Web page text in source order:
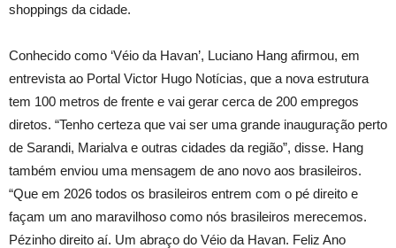
shoppings da cidade.
Conhecido como ‘Véio da Havan’, Luciano Hang afirmou, em
entrevista ao Portal Victor Hugo Notícias, que a nova estrutura
tem 100 metros de frente e vai gerar cerca de 200 empregos
diretos. “Tenho certeza que vai ser uma grande inauguração perto
de Sarandi, Marialva e outras cidades da região”, disse. Hang
também enviou uma mensagem de ano novo aos brasileiros.
“Que em 2026 todos os brasileiros entrem com o pé direito e
façam um ano maravilhoso como nós brasileiros merecemos.
Pézinho direito aí. Um abraço do Véio da Havan. Feliz Ano